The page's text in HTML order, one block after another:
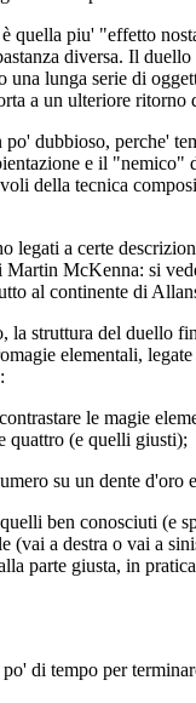
quella piu' "effetto
diversa. Il
una lunga serie di
a un ulteriore
dubbioso, perche'
e il
della tecnica
legati a certe
McKenna: si
al continente di
struttura del duello
elementali,
le magie
quattro (e quelli giusti);
su un dente d'oro
ben conosciuti (e
(vai a destra o vai a
parte giusta, in
di tempo per